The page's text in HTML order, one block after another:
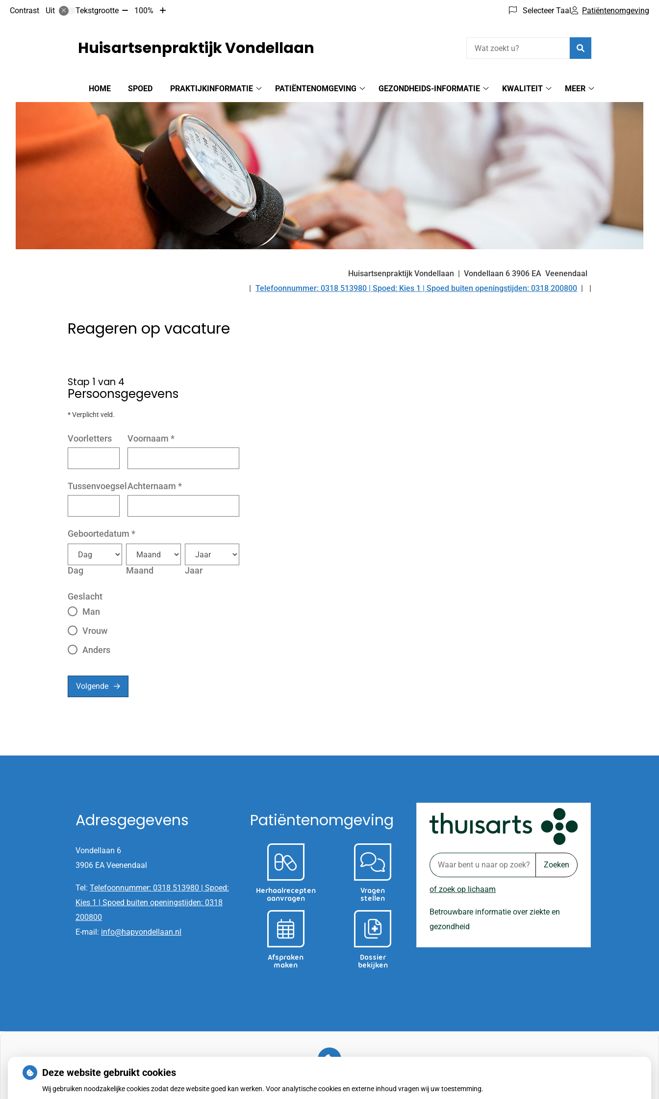
Contrast Uit Tekstgrootte Tekst
10%
100%
Tekst
Selecteer Taal Patiëntenomgeving
Hoofdmenu
HOME SPOED
PRAKTIJKINFORMATIE
submenu
PATIËNTENOMGEVING
submenu
GEZONDHEIDS-INFORMATIE
informatie
submenu
KWALITEIT
MEER
Huisartsenpraktijk Vondellaan
Huisartsenpraktijk Vondellaan Vondellaan 6 3906 EA Veenendaal
Tel:
Telefoonnummer: 0318 513980 | Spoed: Kies 1 | Spoed buiten openingstijden: 0318 200800
Reageren op vacature
Stap 1 van 4
Persoonsgegevens
* Verplicht veld.
Voorletters Voornaam *
Tussenvoegsel Achternaam *
Geboortedatum *
Dag Maand Jaar
Geslacht
Man
Vrouw
Anders
Volgende
Adresgegevens
Vondellaan 6
3906 EA Veenendaal
Tel: Telefoonnummer: 0318 513980 | Spoed:
Kies 1 | Spoed buiten openingstijden: 0318
200800
E-mail: info@hapvondellaan.nl
Patiëntenomgeving
Herhaalrecepten
aanvragen
Vragen
stellen
Afspraken
maken
Dossier
bekijken
Zoeken
of zoek op lichaam
Betrouwbare informatie over ziekte en
gezondheid
externe inhoud
die nodig is om dit te zien.
Deze website gebruikt cookies
Wij gebruiken noodzakelijke cookies zodat deze website goed kan werken. Voor analytische cookies en externe inhoud vragen wij uw toestemming.